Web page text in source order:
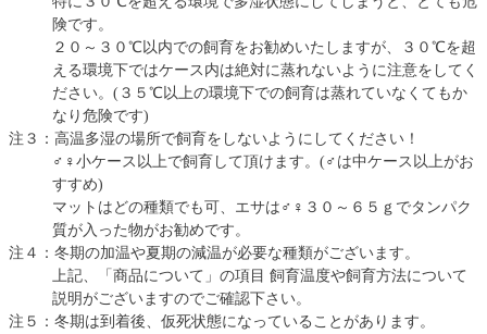
険です。
２０～３０℃以内での飼育をお勧めいたしますが、３０℃を超
える環境下ではケース内は絶対に蒸れないように注意をしてく
ださい。(３５℃以上の環境下での飼育は蒸れていなくてもか
なり危険です)
注３：高温多湿の場所で飼育をしないようにしてください！
♂♀小ケース以上で飼育して頂けます。(♂は中ケース以上がお
すすめ)
マットはどの種類でも可、エサは♂♀３０～６５ｇでタンパク
質が入った物がお勧めです。
注４：冬期の加温や夏期の減温が必要な種類がございます。
上記、「商品について」の項目 飼育温度や飼育方法について
説明がございますのでご確認下さい。
注５：冬期は到着後、仮死状態になっていることがあります。